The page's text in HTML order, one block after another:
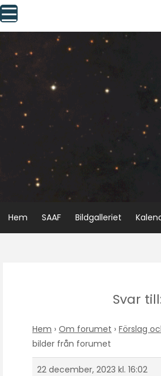
Skip
to
content
Hem SAAF Bildgalleriet
Svar
Hem › Om forumet › Förslag
bilder från forumet
22 december, 2023 kl. 16:02